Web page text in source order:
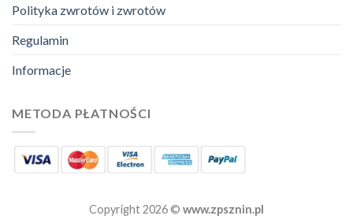
Polityka zwrotów i zwrotów
Regulamin
Informacje
METODA PŁATNOŚCI
Copyright 2026 © www.zpsznin.pl